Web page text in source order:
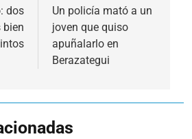
dos
bien
Un policía mató a un
joven que quiso
apuñalarlo en
Berazategui